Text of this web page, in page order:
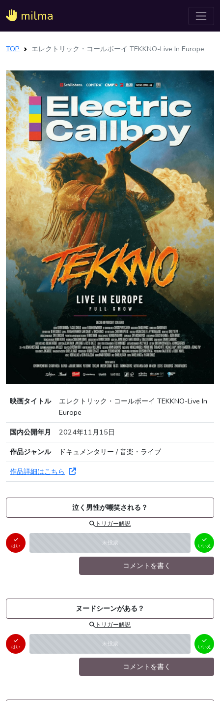
milma
TOP エレクトリック・コールボーイ TEKKNO-Live In Europe
映画タイトル
エレクトリック・コールボーイ TEKKNO-Live In
Europe
国内公開年月
2024年11月15日
作品ジャンル
ドキュメンタリー / 音楽・ライブ
作品詳細はこちら
泣く男性が嘲笑される？
トリガー解説
はい 未投票
いいえ
（ 0件）
いいえ
コメントを書く
ヌードシーンがある？
トリガー解説
はい 未投票
いいえ
（ 0件）
いいえ
コメントを書く